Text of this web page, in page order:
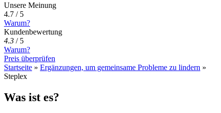
Unsere Meinung
4.7 / 5
Warum?
Kundenbewertung
4.3 / 5
Warum?
Preis überprüfen
Startseite » Ergänzungen, um gemeinsame Probleme zu lindern »
Steplex
Was ist es?